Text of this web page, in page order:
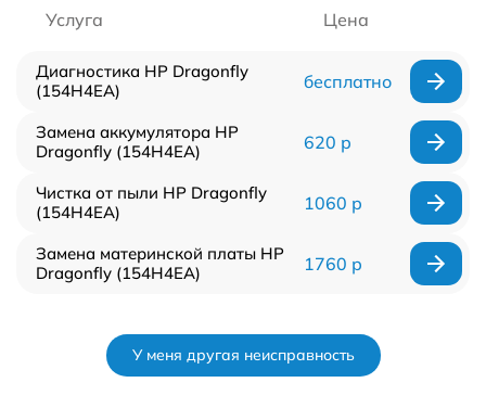
Услуга Цена
Диагностика HP Dragonfly
(154H4EA)
бесплатно
Замена аккумулятора HP
Dragonfly (154H4EA)
620 р
Чистка от пыли HP Dragonfly
(154H4EA)
1060 р
Замена материнской платы HP
Dragonfly (154H4EA)
1760 р
У меня другая неисправность